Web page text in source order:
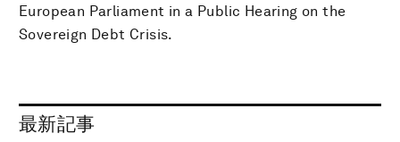
European Parliament in a Public Hearing on the
Sovereign Debt Crisis.
最新記事